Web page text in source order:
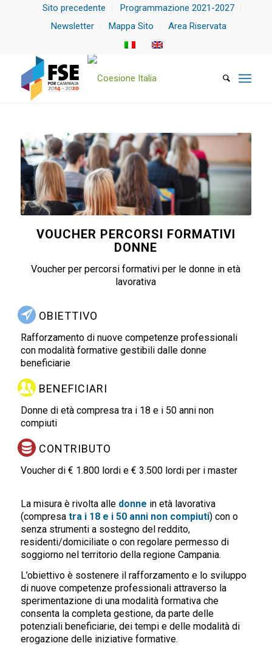
Sito precedente
Programmazione 2021-2027
Newsletter
Mappa Sito Area Riservata
VOUCHER PERCORSI FORMATIVI
DONNE
Voucher per percorsi formativi per le donne in età
lavorativa
OBIETTIVO
Rafforzamento di nuove competenze professionali
con modalità formative gestibili dalle donne
beneficiarie
BENEFICIARI
Donne di età compresa tra i 18 e i 50 anni non
compiuti
CONTRIBUTO
Voucher di € 1.800 lordi e € 3.500 lordi per i master
La misura è rivolta alle donne in età lavorativa
(compresatra i 18 e i 50 anni non compiuti) con o
senza strumenti a sostegno del reddito,
residenti/domiciliate o con regolare permesso di
soggiorno nel territorio della regione Campania.
L’obiettivo è sostenere il rafforzamento e lo sviluppo
di nuove competenze professionali attraverso la
sperimentazione di una modalità formativa che
consenta la completa gestione, da parte delle
potenziali beneficiarie, dei tempi e delle modalità di
erogazione delle iniziative formative.